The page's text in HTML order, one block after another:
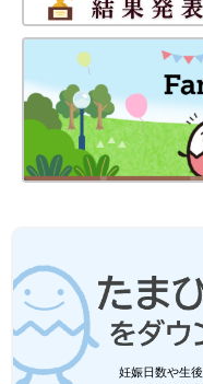
妊娠日数や生